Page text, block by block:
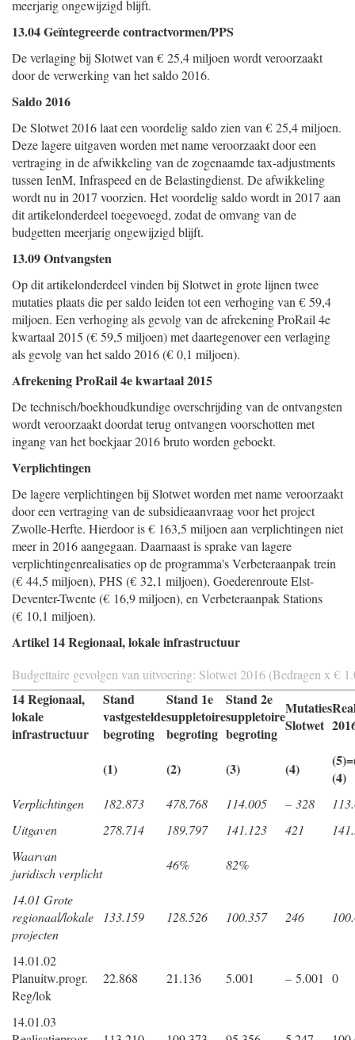
meerjarig ongewijzigd blijft.
13.04 Geïntegreerde contractvormen/PPS
De verlaging bij Slotwet van € 25,4 miljoen wordt veroorzaakt
door de verwerking van het saldo 2016.
Saldo 2016
De Slotwet 2016 laat een voordelig saldo zien van € 25,4 miljoen.
Deze lagere uitgaven worden met name veroorzaakt door een
vertraging in de afwikkeling van de zogenaamde tax-adjustments
tussen IenM, Infraspeed en de Belastingdienst. De afwikkeling
wordt nu in 2017 voorzien. Het voordelig saldo wordt in 2017 aan
dit artikelonderdeel toegevoegd, zodat de omvang van de
budgetten meerjarig ongewijzigd blijft.
13.09 Ontvangsten
Op dit artikelonderdeel vinden bij Slotwet in grote lijnen twee
mutaties plaats die per saldo leiden tot een verhoging van € 59,4
miljoen. Een verhoging als gevolg van de afrekening ProRail 4e
kwartaal 2015 (€ 59,5 miljoen) met daartegenover een verlaging
als gevolg van het saldo 2016 (€ 0,1 miljoen).
Afrekening ProRail 4e kwartaal 2015
De technisch/boekhoudkundige overschrijding van de ontvangsten
wordt veroorzaakt doordat terug ontvangen voorschotten met
ingang van het boekjaar 2016 bruto worden geboekt.
Verplichtingen
De lagere verplichtingen bij Slotwet worden met name veroorzaakt
door een vertraging van de subsidieaanvraag voor het project
Zwolle-Herfte. Hierdoor is € 163,5 miljoen aan verplichtingen niet
meer in 2016 aangegaan. Daarnaast is sprake van lagere
verplichtingenrealisaties op de programma's Verbeteraanpak trein
(€ 44,5 miljoen), PHS (€ 32,1 miljoen), Goederenroute Elst-
Deventer-Twente (€ 16,9 miljoen), en Verbeteraanpak Stations
(€ 10,1 miljoen).
Artikel 14 Regionaal, lokale infrastructuur
Budgettaire gevolgen van uitvoering: Slotwet 2016 (Bedragen x €
14 Regionaal,
lokale
infrastructuur
Stand
vastgestelde
begroting
Stand 1e
suppletoire
begroting
Stand 2e
suppletoire
begroting
Mutaties
Slotwet
(1) (2) (3) (4)
(4)
Verplichtingen 182.873 478.768 114.005 – 328
Uitgaven
278.714 189.797 141.123 421
Waarvan
juridisch verplicht
46% 82%
14.01 Grote
regionaal/lokale
projecten
133.159 128.526 100.357 246
14.01.02
Planuitw.progr.
Reg/lok
22.868 21.136 5.001 – 5.001 0
14.01.03